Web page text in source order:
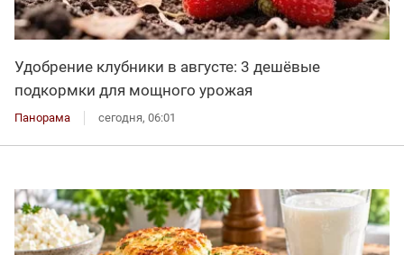
Удобрение клубники в августе: 3 дешёвые
подкормки для мощного урожая
Панорама сегодня, 06:01